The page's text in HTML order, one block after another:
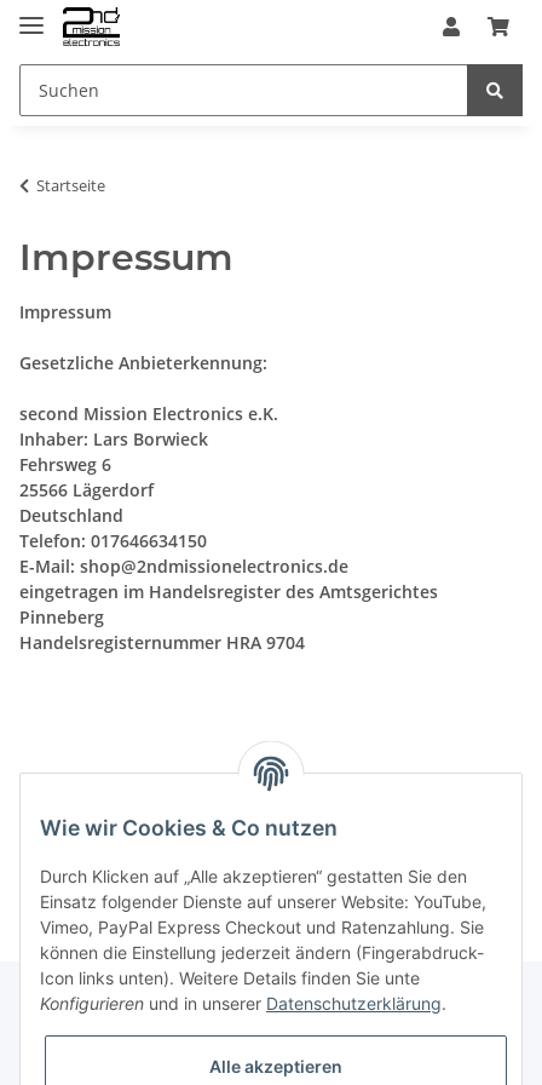
Startseite
Impressum
Impressum
Gesetzliche Anbieterkennung:
second Mission Electronics e.K.
Inhaber: Lars Borwieck
Fehrsweg 6
25566 Lägerdorf
Deutschland
Telefon: 017646634150
E-Mail: shop@2ndmissionelectronics.de
eingetragen im Handelsregister des Amtsgerichtes
Pinneberg
Handelsregisternummer HRA 9704
Wir sind nicht bereit und nicht verpflichtet, an
Streitbeilegungsverfahren vor
Wie wir Cookies & Co nutzen
Durch Klicken auf „Alle akzeptieren“ gestatten Sie den
Einsatz folgender Dienste auf unserer Website: YouTube,
Vimeo, PayPal Express Checkout und Ratenzahlung. Sie
können die Einstellung jederzeit ändern (Fingerabdruck-
Icon links unten). Weitere Details finden Sie unte
Konfigurieren und in unserer Datenschutzerklärung.
Alle akzeptieren